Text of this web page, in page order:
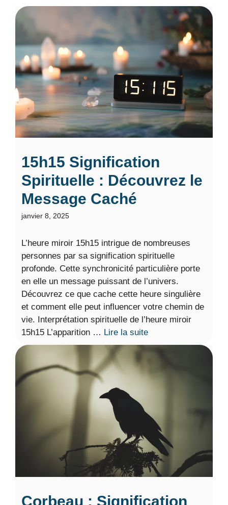
15h15 Signification
Spirituelle : Découvrez le
Message Caché
janvier 8, 2025
L’heure miroir 15h15 intrigue de nombreuses
personnes par sa signification spirituelle
profonde. Cette synchronicité particulière porte
en elle un message puissant de l’univers.
Découvrez ce que cache cette heure singulière
et comment elle peut influencer votre chemin de
vie. Interprétation spirituelle de l’heure miroir
15h15 L’apparition … Lire la suite
Corbeau : Signification